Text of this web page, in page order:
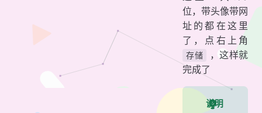
位，带头像带网
址的都在这里
了，点右上角
存储
，这样就
完成了
说明